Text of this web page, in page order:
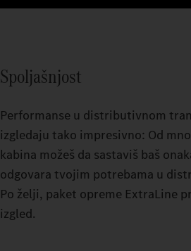
Spoljašnjost
Performanse u distributivnom
izgledaju tako impresivno: Od
kabina možeš da sastaviš baš
odgovara tvojim potrebama u
Po želji, paket opreme ExtraLine
izgled.